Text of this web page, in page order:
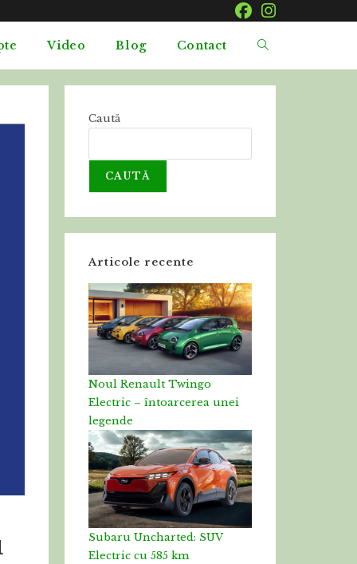
Video Blog Contact
Caută
CAUTĂ
Articole recente
Noul Renault Twingo
Electric – întoarcerea unei
legende
Subaru Uncharted: SUV
Electric cu 585 km